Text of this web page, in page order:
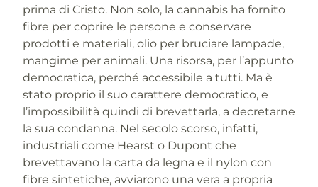
prima di Cristo. Non solo, la cannabis ha fornito
fibre per coprire le persone e conservare
prodotti e materiali, olio per bruciare lampade,
mangime per animali. Una risorsa, per l’appunto
democratica, perché accessibile a tutti. Ma è
stato proprio il suo carattere democratico, e
l’impossibilità quindi di brevettarla, a decretarne
la sua condanna. Nel secolo scorso, infatti,
industriali come Hearst o Dupont che
brevettavano la carta da legna e il nylon con
fibre sintetiche, avviarono una vera a propria